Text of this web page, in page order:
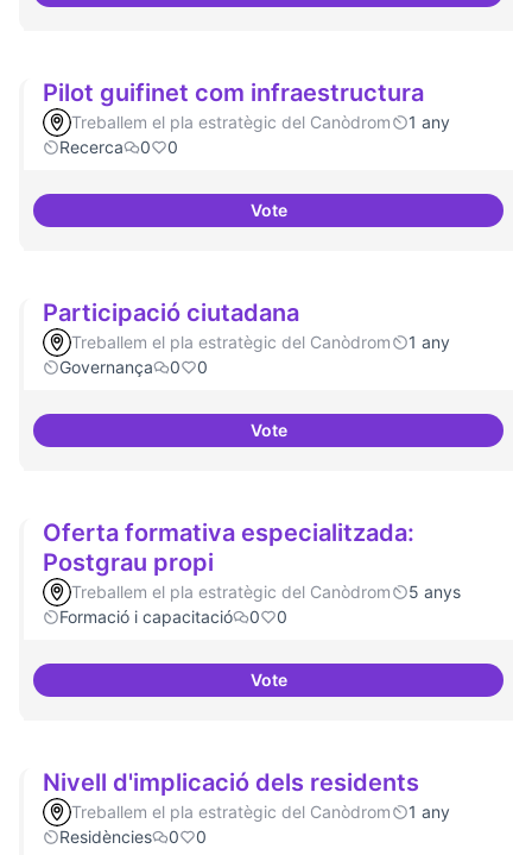
Pilot guifinet com infraestructura
Treballem el pla estratègic del Canòdrom
1 any
Recerca
0 0
VotePilot guifinet com
Participació ciutadana
Treballem el pla estratègic del Canòdrom
1 any
Governança
0 0
VoteParticipació ciutadana
Oferta formativa especialitzada:
Postgrau propi
Treballem el pla estratègic del Canòdrom
5 anys
Formació i capacitació
0 0
VoteOferta formativa
Nivell d'implicació dels residents
Treballem el pla estratègic del Canòdrom
1 any
Residències
0 0